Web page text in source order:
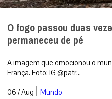
O fogo passou duas
permaneceu de pé
A imagem que emocionou o
França. Foto: IG @patr...
06 / Aug | Mundo